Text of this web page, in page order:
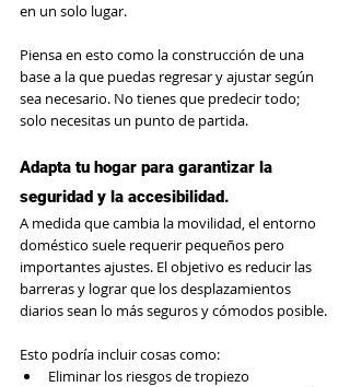
en un solo lugar.
Piensa en esto como la construcción de una
base a la que puedas regresar y ajustar según
sea necesario. No tienes que predecir todo;
solo necesitas un punto de partida.
Adapta tu hogar para garantizar la
seguridad y la accesibilidad.
A medida que cambia la movilidad, el entorno
doméstico suele requerir pequeños pero
importantes ajustes. El objetivo es reducir las
barreras y lograr que los desplazamientos
diarios sean lo más seguros y cómodos posible.
Esto podría incluir cosas como:
Eliminar los riesgos de tropiezo